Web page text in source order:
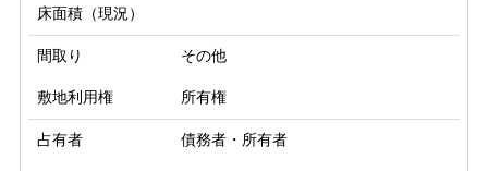
床面積（現況）
間取り その他
敷地利用権 所有権
占有者 債務者・所有者